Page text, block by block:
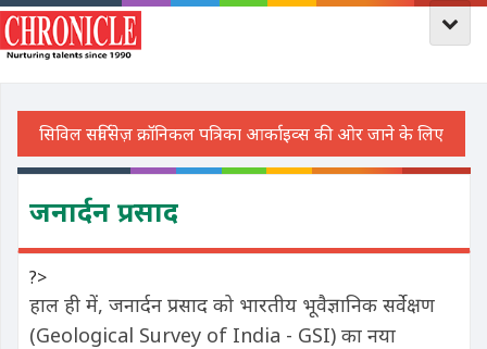
जनार्दन प्रसाद
?>
हाल ही में, जनार्दन प्रसाद को भारतीय भूवैज्ञानिक सर्वेक्षण
(Geological Survey of India - GSI) का नया